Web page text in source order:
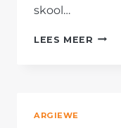
skool…
LEES MEER
ARGIEWE